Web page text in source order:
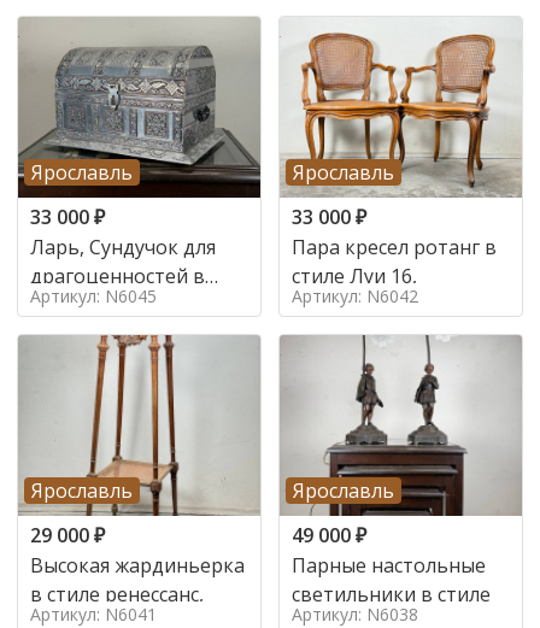
Ярославль
33 000₽
Ларь, Сундучок для
драгоценностей в
стиле
Артикул: N6045
Ярославль
33 000₽
Пара кресел ротанг в
стиле Луи 16,
Артикул: N6042
Ярославль
29 000₽
Высокая жардиньерка
в стиле ренессанс,
Артикул: N6041
Ярославль
49 000₽
Парные настольные
светильники в стиле
Артикул: N6038